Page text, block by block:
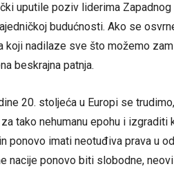
uputile poziv liderima
budućnosti. Ako se
koji nadilaze sve što možemo
beskrajna patnja.
20. stoljeća u Europi se
tako nehumanu epohu i
ponovo imati neotuđiva prava u
nacije ponovo biti slobodne,